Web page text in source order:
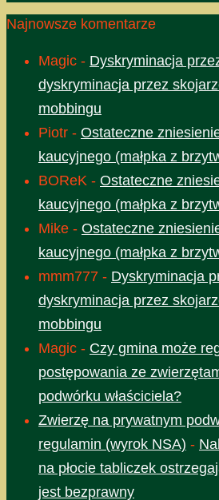
Najnowsze komentarze
Magic - Dyskryminacja
dyskryminacja przez
mobbingu
Piotr - Ostateczne
kaucyjnego (małpka z
BOReK - Ostateczne
kaucyjnego (małpka z
Mike - Ostateczne
kaucyjnego (małpka z
mmm777 - Dyskryminacja
dyskryminacja przez
mobbingu
Magic - Czy gmina może
postępowania ze
podwórku właściciela?
Zwierzę na prywatnym
regulamin (wyrok NSA) -
na płocie tabliczek
jest bezprawny